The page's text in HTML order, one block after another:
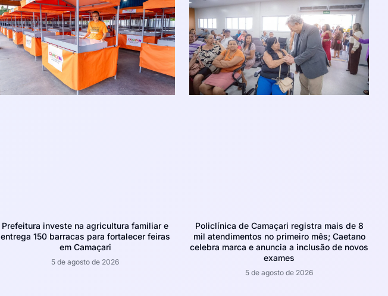
Prefeitura investe na agricultura familiar e
entrega 150 barracas para fortalecer feiras
em Camaçari
5 de agosto de 2026
Policlínica de Camaçari registra mais de 8
mil atendimentos no primeiro mês; Caetano
celebra marca e anuncia a inclusão de novos
exames
5 de agosto de 2026